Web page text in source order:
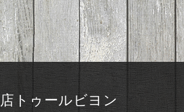
トゥールビヨン